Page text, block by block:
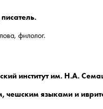
филолог.
институт им. Н.А.
чешским языками и